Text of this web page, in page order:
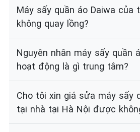
Máy sấy quần áo Daiwa của
không quay lồng?
Nguyên nhân máy sấy quần
hoạt động là gì trung tâm?
Cho tôi xin giá sửa máy sấy
tại nhà tại Hà Nội được